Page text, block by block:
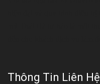
Thông Tin Liên Hệ